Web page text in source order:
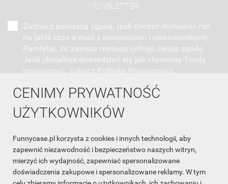
CENIMY PRYWATNOŚĆ
UŻYTKOWNIKÓW
Funnycase.pl korzysta z cookies i innych technologii, aby
zapewnić niezawodność i bezpieczeństwo naszych witryn,
mierzyć ich wydajność, zapewniać spersonalizowane
doświadczenia zakupowe i spersonalizowane reklamy. W tym
NEWSLETTER
INFORMACJA O SKLEPIE
INFORMACJE